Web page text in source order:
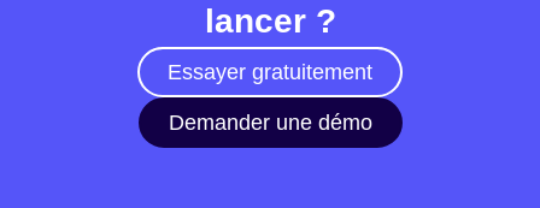
lancer ?
Essayer gratuitement
Demander une démo